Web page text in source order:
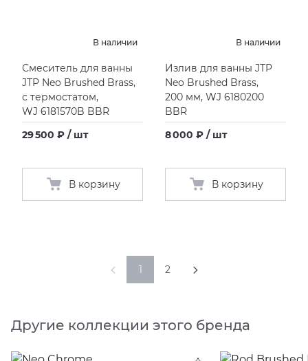
В наличии
Смеситель для ванны
JTP Neo Brushed Brass,
с термостатом,
WJ 6181570B BBR
29 500 ₽ / шт
В корзину
В наличии
Излив для ванны JTP
Neo Brushed Brass,
200 мм, WJ 6180200
BBR
8 000 ₽ / шт
В корзину
1 2
Другие коллекции этого бренда